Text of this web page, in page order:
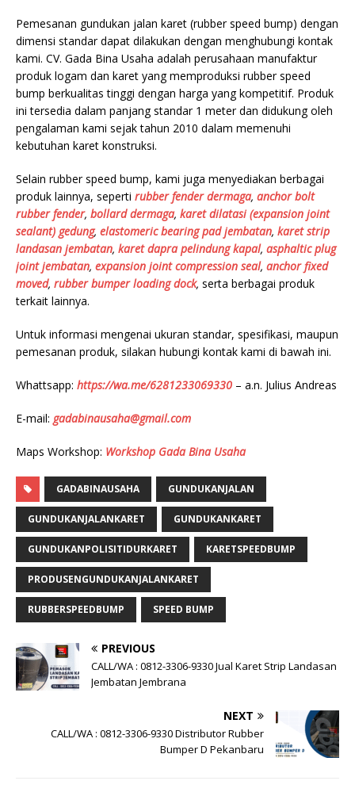
Pemesanan gundukan jalan karet (rubber speed bump) dengan
dimensi standar dapat dilakukan dengan menghubungi kontak
kami. CV. Gada Bina Usaha adalah perusahaan manufaktur
produk logam dan karet yang memproduksi rubber speed
bump berkualitas tinggi dengan harga yang kompetitif. Produk
ini tersedia dalam panjang standar 1 meter dan didukung oleh
pengalaman kami sejak tahun 2010 dalam memenuhi
kebutuhan karet konstruksi.
Selain rubber speed bump, kami juga menyediakan berbagai
produk lainnya, seperti rubber fender dermaga, anchor bolt
rubber fender, bollard dermaga, karet dilatasi (expansion joint
sealant) gedung, elastomeric bearing pad jembatan, karet strip
landasan jembatan, karet dapra pelindung kapal, asphaltic plug
joint jembatan, expansion joint compression seal, anchor fixed
moved, rubber bumper loading dock, serta berbagai produk
terkait lainnya.
Untuk informasi mengenai ukuran standar, spesifikasi, maupun
pemesanan produk, silakan hubungi kontak kami di bawah ini.
Whattsapp: https://wa.me/6281233069330 – a.n. Julius Andreas
E-mail: gadabinausaha@gmail.com
Maps Workshop: Workshop Gada Bina Usaha
GADABINAUSAHA GUNDUKANJALAN
GUNDUKANJALANKARET GUNDUKANKARET
GUNDUKANPOLISITIDURKARET KARETSPEEDBUMP
PRODUSENGUNDUKANJALANKARET
RUBBERSPEEDBUMP SPEED BUMP
PREVIOUS
CALL/WA : 0812-3306-9330 Jual Karet Strip Landasan
Jembatan Jembrana
NEXT
CALL/WA : 0812-3306-9330 Distributor Rubber
Bumper D Pekanbaru